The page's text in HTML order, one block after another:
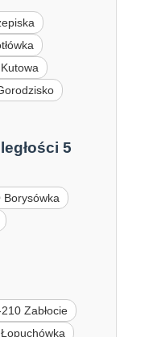
5
Borysówka
Zabłocie